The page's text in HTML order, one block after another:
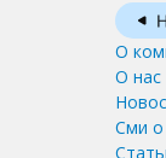
О
О нас
Сми о